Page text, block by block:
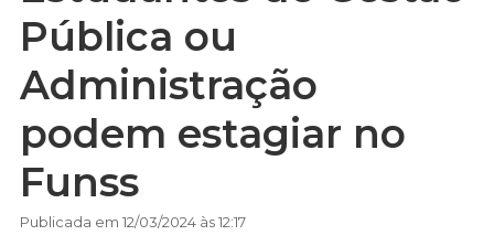
Pública ou
Administração
podem estagiar no
Funss
Publicada em 12/03/2024 às 12:17